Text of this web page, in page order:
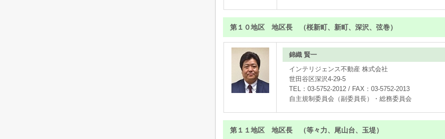
第１０地区 地区長 （桜新町、新町、深沢、弦巻）
錦織 賢一
インテリジェンス不動産 株式会社
世田谷区深沢4-29-5
TEL：03-5752-2012 / FAX：03-5752-2013
自主規制委員会（副委員長）・総務委員会
第１１地区 地区長 （等々力、尾山台、玉堤）